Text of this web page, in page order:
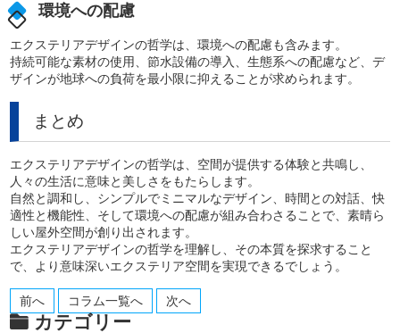
環境への配慮
エクステリアデザインの哲学は、環境への配慮も含みます。
持続可能な素材の使用、節水設備の導入、生態系への配慮など、デ
ザインが地球への負荷を最小限に抑えることが求められます。
まとめ
エクステリアデザインの哲学は、空間が提供する体験と共鳴し、
人々の生活に意味と美しさをもたらします。
自然と調和し、シンプルでミニマルなデザイン、時間との対話、快
適性と機能性、そして環境への配慮が組み合わさることで、素晴ら
しい屋外空間が創り出されます。
エクステリアデザインの哲学を理解し、その本質を探求すること
で、より意味深いエクステリア空間を実現できるでしょう。
前へ コラム一覧へ 次へ
カテゴリー